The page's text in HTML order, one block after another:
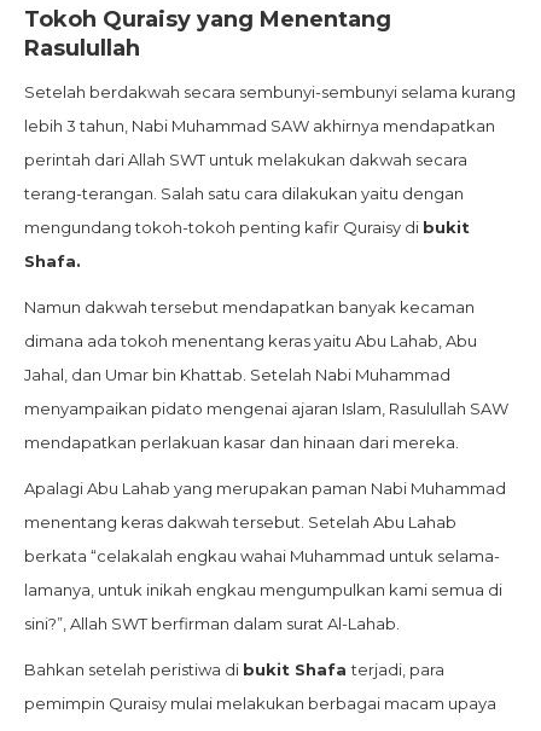
Tokoh Quraisy yang Menentang
Rasulullah
Setelah berdakwah secara sembunyi-sembunyi selama kurang
lebih 3 tahun, Nabi Muhammad SAW akhirnya mendapatkan
perintah dari Allah SWT untuk melakukan dakwah secara
terang-terangan. Salah satu cara dilakukan yaitu dengan
mengundang tokoh-tokoh penting kafir Quraisy di bukit
Shafa.
Namun dakwah tersebut mendapatkan banyak kecaman
dimana ada tokoh menentang keras yaitu Abu Lahab, Abu
Jahal, dan Umar bin Khattab. Setelah Nabi Muhammad
menyampaikan pidato mengenai ajaran Islam, Rasulullah SAW
mendapatkan perlakuan kasar dan hinaan dari mereka.
Apalagi Abu Lahab yang merupakan paman Nabi Muhammad
menentang keras dakwah tersebut. Setelah Abu Lahab
berkata “celakalah engkau wahai Muhammad untuk selama-
lamanya, untuk inikah engkau mengumpulkan kami semua di
sini?”, Allah SWT berfirman dalam surat Al-Lahab.
Bahkan setelah peristiwa di bukit Shafaterjadi, para
pemimpin Quraisy mulai melakukan berbagai macam upaya